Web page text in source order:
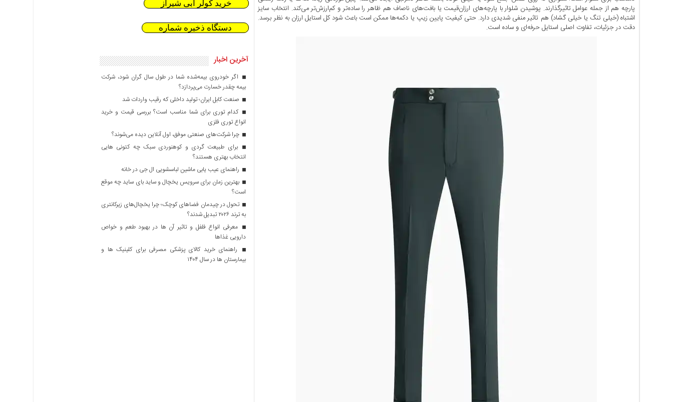
پارچه هم از جمله عوامل تاثیرگذارند. پوشیدن شلوار با پارچه‌های ارزان‌قیمت یا بافت‌های ناصاف هم ظاهر را ساده‌تر و کم‌ارزش‌تر می‌کند. انتخاب سایز
اشتباه (خیلی تنگ یا خیلی گشاد) هم تاثیر منفی شدیدی دارد. حتی کیفیت پایین زیپ یا دکمه‌ها ممکن است باعث شود کل استایل ارزان به نظر برسد.
دقت در جزئیات، تفاوت اصلی استایل حرفه‌ای و ساده است.
خرید کولر آبی شیراز
دستگاه ذخیره شماره
آخرین اخبار
اگر خودروی بیمه‌شده شما در طول سال گران شود، شرکت
بیمه چقدر خسارت می‌پردازد؟
صنعت کابل ایران؛ تولید داخلی که رقیب واردات شد
کدام توری برای شما مناسب است؟ بررسی قیمت و خرید
انواع توری فلزی
چرا شرکت‌های صنعتی موفق، اول آنلاین دیده می‌شوند؟
برای طبیعت گردی و کوهنوردی سبک چه کتونی هایی
انتخاب بهتری هستند؟
راهنمای عیب یابی ماشین لباسشویی ال جی در خانه
بهترین زمان برای سرویس یخچال و ساید بای ساید چه موقع
است؟
تحول در چیدمان فضاهای کوچک؛ چرا یخچال‌های زیرکانتری
به ترند ۲۰۲۶ تبدیل شدند؟
معرفی انواع فلفل و تاثیر آن ‌ها در بهبود طعم و خواص
دارویی غذاها
راهنمای خرید کالای پزشکی مصرفی برای کلینیک ها و
بیمارستان ها در سال ۱۴۰۴